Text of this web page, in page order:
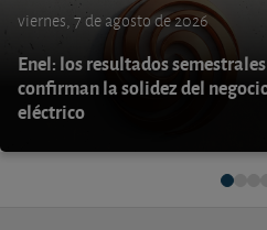
viernes, 7 de agosto de 2026
Enel: los resultados semestrales
confirman la solidez del
eléctrico